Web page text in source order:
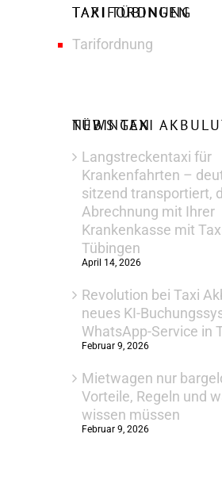
TAXI TÜBINGEN TARIFORDNUNG
Tarifordnung
NEWS TAXI AKBULUT TÜBINGEN
Langstreckentaxi für
Krankenfahrten –
sitzend transportiert,
Abrechnung mit Ihrer
Krankenkasse mit
Tübingen
April 14, 2026
Revolution bei Taxi
neues KI-
WhatsApp-Service in
Februar 9, 2026
Mietwagen nur
Vorteile, Regeln und
wissen müssen
Februar 9, 2026